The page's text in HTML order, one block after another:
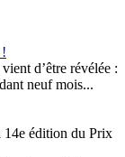
d’être révélée :
neuf mois...